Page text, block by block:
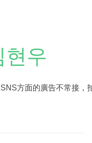
우
方面的廣告不常接，